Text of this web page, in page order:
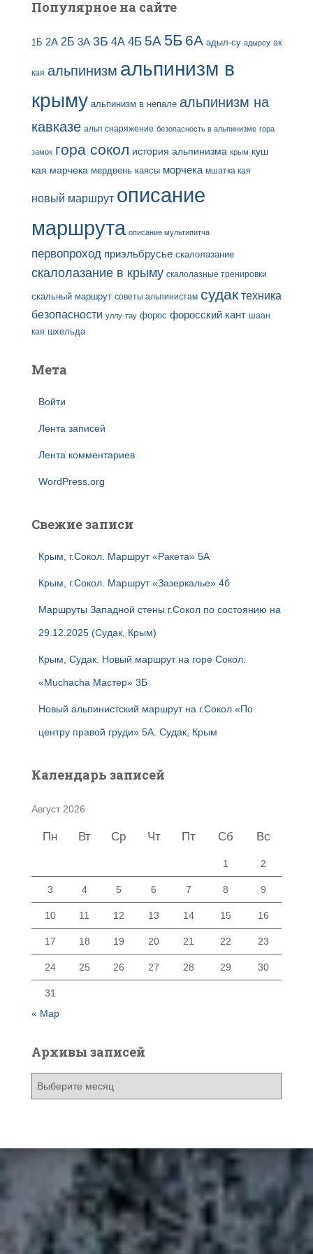
Популярное на сайте
1Б 2А 2Б 3А 3Б 4А 4Б 5А 5Б 6А адыл-су адырсу ак
кая альпинизм альпинизм в
крыму альпинизм в непале альпинизм на
кавказе альп снаряжение безопасность в альпинизме гора
замок гора сокол история альпинизма крым куш
кая марчека мердвень каясы морчека мшатка кая
новый маршрут описание
маршрута описание мультипитча
первопроход приэльбрусье скалолазание
скалолазание в крыму скалолазные тренировки
скальный маршрут советы альпинистам судак техника
безопасности уллу-тау форос форосский кант шаан
кая шхельда
Мета
Войти
Лента записей
Лента комментариев
WordPress.org
Свежие записи
Крым, г.Сокол. Маршрут «Ракета» 5А
Крым, г.Сокол. Маршрут «Зазеркалье» 4б
Маршруты Западной стены г.Сокол по состоянию на
29.12.2025 (Судак, Крым)
Крым, Судак. Новый маршрут на горе Сокол:
«Muchacha Мастер» 3Б
Новый альпинистский маршрут на г.Сокол «По
центру правой груди» 5А. Судак, Крым
Календарь записей
Август 2026
Пн Вт Ср Чт Пт Сб Вс
1 2
3 4 5 6 7 8 9
10 11 12 13 14 15 16
17 18 19 20 21 22 23
24 25 26 27 28 29 30
31
« Мар
Архивы записей